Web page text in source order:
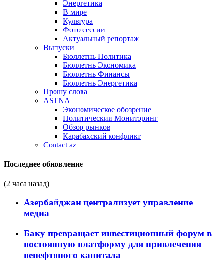
Энергетика
В мире
Культура
Фото сессии
Актуальный репортаж
Выпуски
Бюллетнь Политика
Бюллетнь Экономика
Бюллетнь Финансы
Бюллетнь Энергетика
Прошу слова
ASTNA
Экономическое обозрение
Политический Мониторинг
Обзор рынков
Карабахский конфликт
Contact az
Последнее обновление
(2 часа назад)
Азербайджан централизует управление
медиа
Баку превращает инвестиционный форум в
постоянную платформу для привлечения
ненефтяного капитала